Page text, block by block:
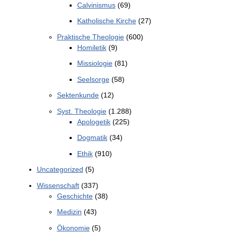
Calvinismus(69)
Katholische Kirche(27)
Praktische Theologie(600)
Homiletik(9)
Missiologie(81)
Seelsorge(58)
Sektenkunde(12)
Syst. Theologie(1.288)
Apologetik(225)
Dogmatik(34)
Ethik(910)
Uncategorized (5)
Wissenschaft(337)
Geschichte(38)
Medizin (43)
Ökonomie(5)